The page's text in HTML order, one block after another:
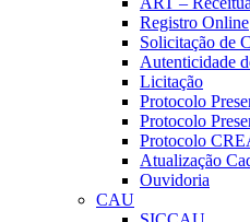
Registro Online
Solicitação de
Autenticidade
Licitação
Protocolo
Protocolo
Protocolo
Atualização
Ouvidoria
CAU